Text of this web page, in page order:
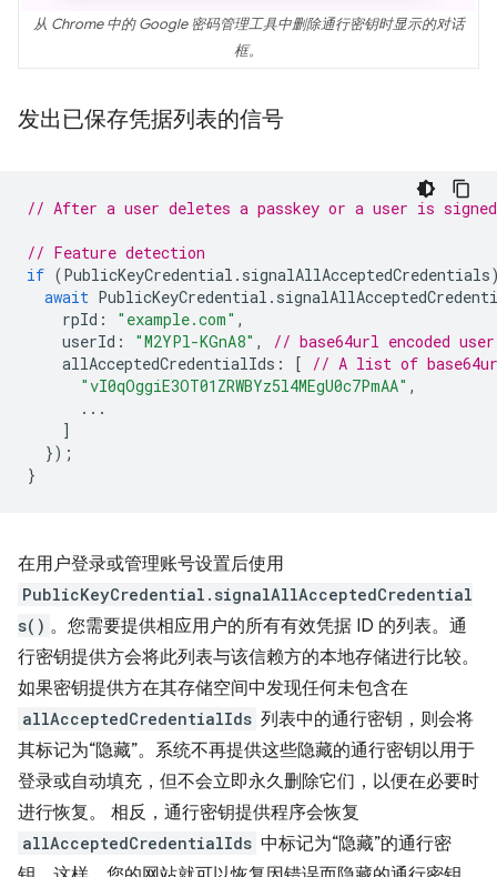
从 Chrome 中的 Google 密码管理工具中删除通行密钥时显示的对话
框。
发出已保存凭据列表的信号
// After a user deletes a passkey or a user is
// Feature detection
if (PublicKeyCredential . signalAllAcceptedCredentials
await PublicKeyCredential .
rpId : "example.com" ,
userId : "M2YPl-KGnA8" ,
// base64url encoded
allAcceptedCredentialIds : [
// A list of
"vI0qOggiE3OT01ZRWBYz5l4MEgU0c7PmAA" ,
...
]
});
}
在用户登录或管理账号设置后使用
PublicKeyCredential.signalAllAcceptedCredential
s() 。您需要提供相应用户的所有有效凭据 ID 的列表。通
行密钥提供方会将此列表与该信赖方的本地存储进行比较。
如果密钥提供方在其存储空间中发现任何未包含在
allAcceptedCredentialIds 列表中的通行密钥，则会将
其标记为“隐藏”。系统不再提供这些隐藏的通行密钥以用于
登录或自动填充，但不会立即永久删除它们，以便在必要时
进行恢复。 相反，通行密钥提供程序会恢复
allAcceptedCredentialIds 中标记为“隐藏”的通行密